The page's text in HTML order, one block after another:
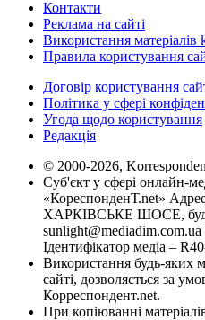
Контакти
Реклама на сайті
Використання матеріалів
Правила користування
Договір користування
Політика у сфері
Угода щодо користування
Редакція
© 2000-2026,
Суб'єкт у сфері онлайн-
«КореспонденТ.net»
ХАРКІВСЬКЕ ШОСЕ,
sunlight@mediadim.com.ua
Ідентифікатор медіа –
Використання будь-яких
сайті, дозволяється за
Корреспондент.net.
При копіюванні